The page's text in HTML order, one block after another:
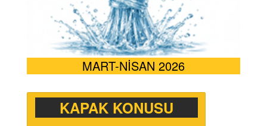
MART-NİSAN 2026
KAPAK KONUSU